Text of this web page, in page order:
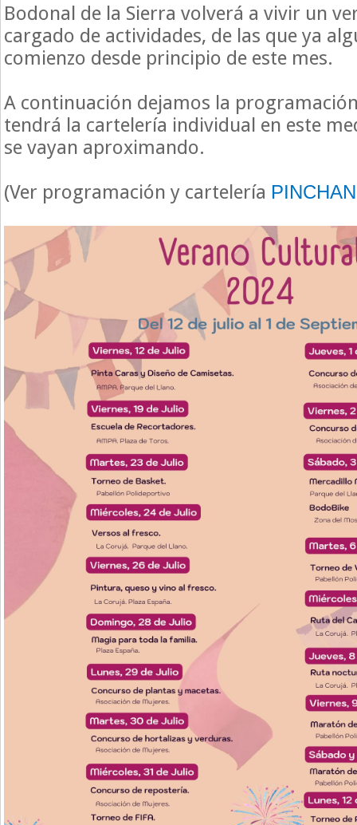
Bodonal de la Sierra volverá a vivir un
cargado de actividades, de las que ya
comienzo desde principio de este mes.
A continuación dejamos la
tendrá la cartelería individual en este
se vayan aproximando.
(Ver programación y cartelería